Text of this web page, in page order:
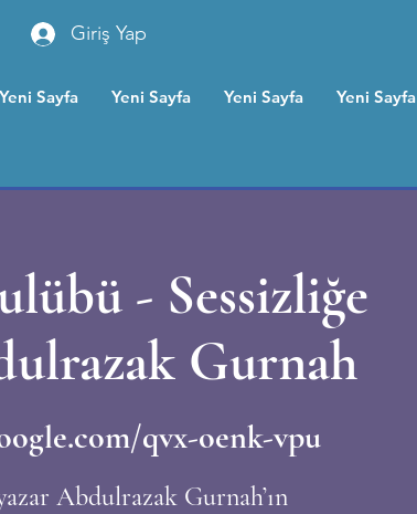
Giriş Yap
Yeni Sayfa Yeni Sayfa Yeni Sayfa Yeni Sayfa
- Sessizliğe
Gurnah
qvx-oenk-vpu
Abdulrazak Gurnah’ın